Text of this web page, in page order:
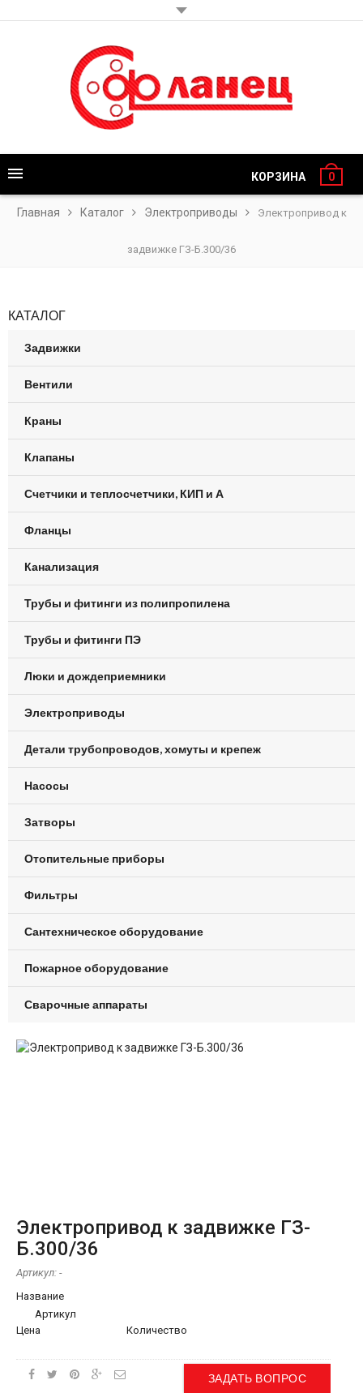
КОРЗИНА 0
Главная Каталог Электроприводы Электропривод к
задвижке ГЗ-Б.300/36
КАТАЛОГ
Задвижки
Вентили
Краны
Клапаны
Счетчики и теплосчетчики, КИП и А
Фланцы
Канализация
Трубы и фитинги из полипропилена
Трубы и фитинги ПЭ
Люки и дождеприемники
Электроприводы
Детали трубопроводов, хомуты и крепеж
Насосы
Затворы
Отопительные приборы
Фильтры
Сантехническое оборудование
Пожарное оборудование
Сварочные аппараты
Электропривод к задвижке ГЗ-
Б.300/36
Артикул: -
Название
Артикул
Цена
Количество
ЗАДАТЬ ВОПРОС